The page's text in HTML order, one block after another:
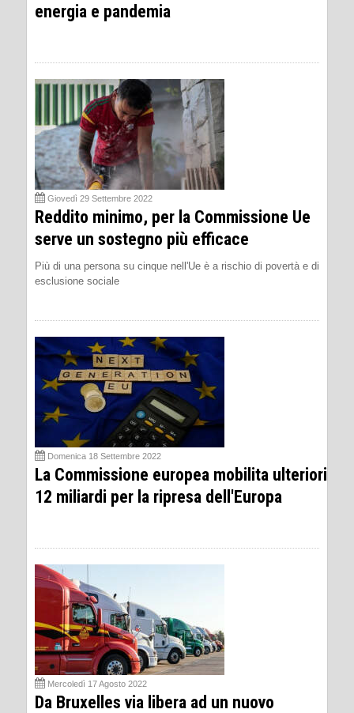
energia e pandemia
Giovedì 29 Settembre 2022
Reddito minimo, per la Commissione Ue
serve un sostegno più efficace
Più di una persona su cinque nell'Ue è a rischio di povertà e di
esclusione sociale
Domenica 18 Settembre 2022
La Commissione europea mobilita ulteriori
12 miliardi per la ripresa dell'Europa
Mercoledì 17 Agosto 2022
Da Bruxelles via libera ad un nuovo